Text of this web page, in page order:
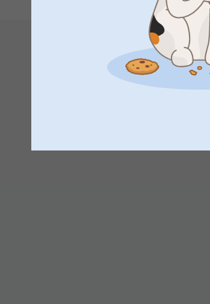
Tusind tak for din dejlige anmeldelse
Det glæder os at du er så tilfreds
Hav en fortsat god dag!